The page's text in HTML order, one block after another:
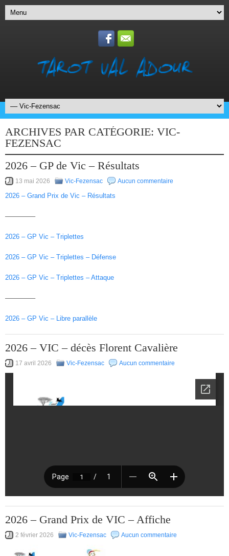
ARCHIVES PAR CATÉGORIE: VIC-
FEZENSAC
2026 – GP de Vic – Résultats
13 mai 2026 Vic-Fezensac Aucun commentaire
2026 – Grand Prix de Vic – Résultats
————–
2026 – GP Vic – Triplettes
2026 – GP Vic – Triplettes – Défense
2026 – GP Vic – Triplettes – Attaque
————–
2026 – GP Vic – Libre parallèle
2026 – VIC – décès Florent Cavalière
17 avril 2026 Vic-Fezensac Aucun commentaire
2026 – Grand Prix de VIC – Affiche
2 février 2026 Vic-Fezensac Aucun commentaire